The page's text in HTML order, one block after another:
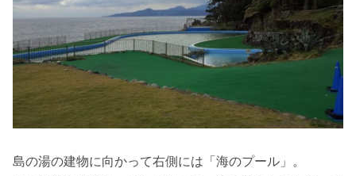
島の湯の建物に向かって右側には「海のプール」。